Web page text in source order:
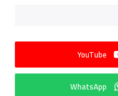
YouTube
WhatsApp